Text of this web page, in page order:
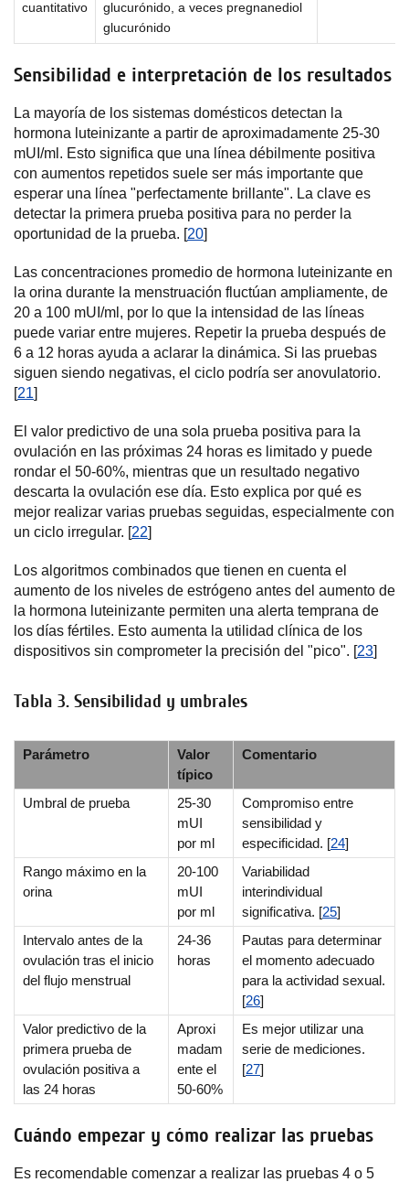
cuantitativo
glucurónido, a veces pregnanediol
glucurónido
Sensibilidad e interpretación de los resultados
La mayoría de los sistemas domésticos detectan la
hormona luteinizante a partir de aproximadamente 25-30
mUI/ml. Esto significa que una línea débilmente positiva
con aumentos repetidos suele ser más importante que
esperar una línea "perfectamente brillante". La clave es
detectar la primera prueba positiva para no perder la
oportunidad de la prueba. [20]
Las concentraciones promedio de hormona luteinizante en
la orina durante la menstruación fluctúan ampliamente, de
20 a 100 mUI/ml, por lo que la intensidad de las líneas
puede variar entre mujeres. Repetir la prueba después de
6 a 12 horas ayuda a aclarar la dinámica. Si las pruebas
siguen siendo negativas, el ciclo podría ser anovulatorio.
[21]
El valor predictivo de una sola prueba positiva para la
ovulación en las próximas 24 horas es limitado y puede
rondar el 50-60%, mientras que un resultado negativo
descarta la ovulación ese día. Esto explica por qué es
mejor realizar varias pruebas seguidas, especialmente con
un ciclo irregular. [22]
Los algoritmos combinados que tienen en cuenta el
aumento de los niveles de estrógeno antes del aumento de
la hormona luteinizante permiten una alerta temprana de
los días fértiles. Esto aumenta la utilidad clínica de los
dispositivos sin comprometer la precisión del "pico". [23]
Tabla 3. Sensibilidad y umbrales
Parámetro
Valor
típico
Comentario
Umbral de prueba
25-30
mUI
por ml
Compromiso entre
sensibilidad y
especificidad. [24]
Rango máximo en la
orina
20-100
mUI
por ml
Variabilidad
interindividual
significativa. [25]
Intervalo antes de la
ovulación tras el inicio
del flujo menstrual
24-36
horas
Pautas para determinar
el momento adecuado
para la actividad sexual.
[26]
Valor predictivo de la
primera prueba de
ovulación positiva a
las 24 horas
Aproxi
madam
ente el
50-60%
Es mejor utilizar una
serie de mediciones.
[27]
Cuándo empezar y cómo realizar las pruebas
Es recomendable comenzar a realizar las pruebas 4 o 5